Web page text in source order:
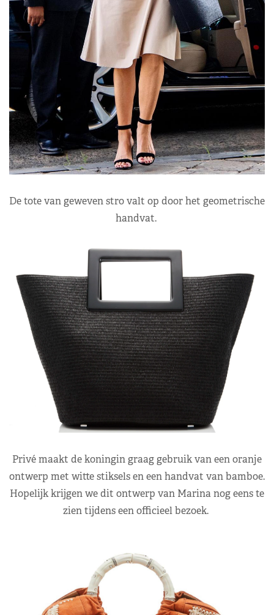
De tote van geweven stro valt op door het geometrische
handvat.
Privé maakt de koningin graag gebruik van een oranje
ontwerp met witte stiksels en een handvat van bamboe.
Hopelijk krijgen we dit ontwerp van Marina nog eens te
zien tijdens een officieel bezoek.